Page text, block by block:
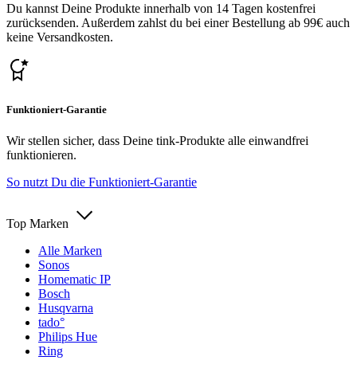
Du kannst Deine Produkte innerhalb von 14 Tagen kostenfrei
zurücksenden. Außerdem zahlst du bei einer Bestellung ab 99€ auch
keine Versandkosten.
Funktioniert-Garantie
Wir stellen sicher, dass Deine tink-Produkte alle einwandfrei
funktionieren.
So nutzt Du die Funktioniert-Garantie
Top Marken
Alle Marken
Sonos
Homematic IP
Bosch
Husqvarna
tado°
Philips Hue
Ring